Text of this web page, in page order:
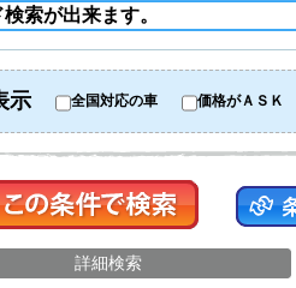
示 全国対応の車 価格がＡＳＫ
詳細検索